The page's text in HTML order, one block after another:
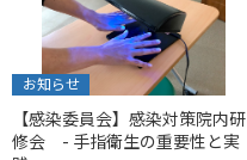
お知らせ
【感染委員会】感染対策院内研
修会 - 手指衛生の重要性と実